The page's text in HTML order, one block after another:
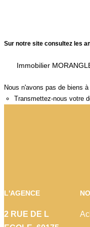
Sur notre site consultez les
Immobilier
Nous n'avons pas de biens
Transmettez-nous votre
L'AGENCE
2 RUE DE L